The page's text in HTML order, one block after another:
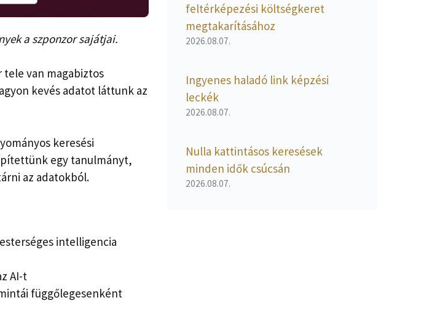
a szponzor sajátjai.
tele van magabiztos
kevés adatot láttunk az
keresési
egy tanulmányt,
az adatokból.
intelligencia
AI-t
függőlegesenként
feltérképezési költségkeret
megtakarításához
2026.08.07.
Ingyenes haladó link képzési
leckék
2026.08.07.
Nulla kattintásos keresések
minden idők csúcsán
2026.08.07.